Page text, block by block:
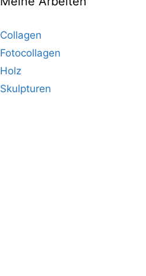
Collagen
Fotocollagen
Holz
Skulpturen